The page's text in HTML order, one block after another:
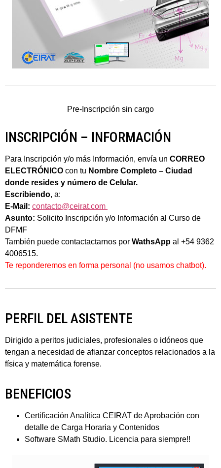
Pre-Inscripción sin cargo
INSCRIPCIÓN – INFORMACIÓN
Para Inscripción y/o más Información, envía un CORREO
ELECTRÓNICO con tu Nombre Completo – Ciudad
donde resides y número de Celular.
Escribiendo, a:
E-Mail: contacto@ceirat.com
Asunto: Solicito Inscripción y/o Información al Curso de
DFMF
También puede contactactarnos por WathsApp al +54 9362
4006515.
Te reponderemos en forma personal (no usamos chatbot).
PERFIL DEL ASISTENTE
Dirigido a peritos judiciales, profesionales o idóneos que
tengan a necesidad de afianzar conceptos relacionados a la
física y matemática forense.
BENEFICIOS
Certificación Analítica CEIRAT de Aprobación con
detalle de Carga Horaria y Contenidos
Software SMath Studio. Licencia para siempre!!